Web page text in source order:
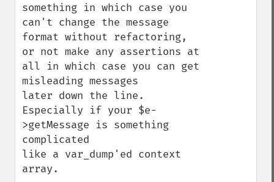
something in which case you
can't change the message
format without refactoring,
or not make any assertions at
all in which case you can get
misleading messages
later down the line.
Especially if your $e-
>getMessage is something
complicated
like a var_dump'ed context
array.